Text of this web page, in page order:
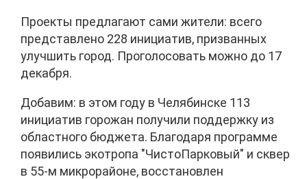
Проекты предлагают сами жители: всего
представлено 228 инициатив, призванных
улучшить город. Проголосовать можно до 17
декабря.
Добавим: в этом году в Челябинске 113
инициатив горожан получили поддержку из
областного бюджета. Благодаря программе
появились экотропа "ЧистоПарковый" и сквер
в 55-м микрорайоне, восстановлен